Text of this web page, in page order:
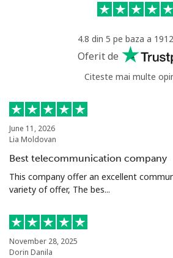
22 min
36
Mobil
Antigua And Barbuda
Telefon
⁦27.9p⁩
4.8 din 5 pe baza a
Oferit de
Citeste mai multe
June 11, 2026
Lia Moldovan
Best telecommunication company
This company offer an excellent
variety of offer, The bes...
November 28, 2025
Dorin Danila